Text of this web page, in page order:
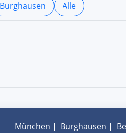
Burghausen Alle
München | Burghausen |